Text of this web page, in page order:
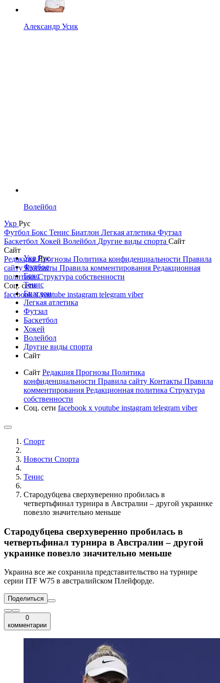
Александр Усик
Волейбол
Укр Рус
Футбол Бокс Тенис Биатлон Легкая атлетика Футзал
Баскетбол Хокей Волейбол Другие виды спорта Сайт
Сайт
РедакцияПрогнозы Политика конфиденциальности Правила
сайтуКонтакты Правила комментирования Редакционная
политикаСтруктура собственности
Соц. сети
facebookxyoutube instagram telegram viber
УкрРус
Футбол
Бокс
Тенис
Биатлон
Легкая атлетика
Футзал
Баскетбол
Хокей
Волейбол
Другие виды спорта
Сайт
Сайт Редакция Прогнозы Политика
конфиденциальности Правила сайту Контакты Правила
комментирования Редакционная политика Структура
собственности
Соц. сети facebook x youtube instagram telegram viber
Спорт
Новости Cпорта
Тенис
Стародубцева сверхуверенно пробилась в
четвертьфинал турнира в Австралии – другой украинке
повезло значительно меньше
Стародубцева сверхуверенно пробилась в
четвертьфинал турнира в Австралии – другой
украинке повезло значительно меньше
Украина все же сохранила представительство на турнире
серии ITF W75 в австралийском Плейфорде.
Поделиться
0
комментарии